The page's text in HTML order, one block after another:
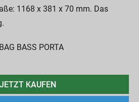
1168 x 381 x 70 mm. Das
BASS PORTA
JETZT KAUFEN